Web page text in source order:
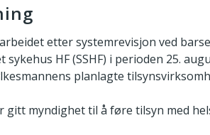
etter systemrevisjon ved
sykehus HF (SSHF) i perioden 25.
planlagte
gitt myndighet til å føre tilsyn med